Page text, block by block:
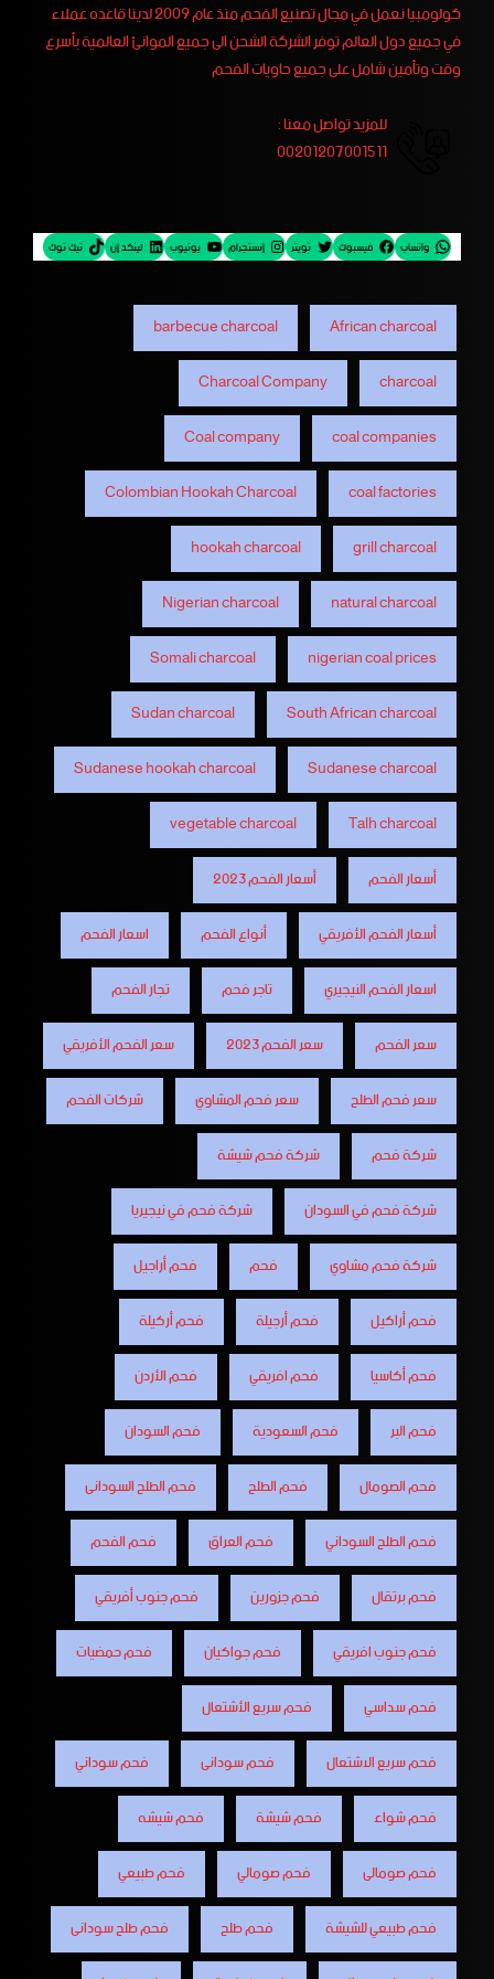
كولومبيا نعمل في مجال تصنيع الفحم منذ عام 2009 لدينا قاعده عملاء
في جميع دول العالم توفر الشركة الشحن الى جميع الموانئ العالمية بأسرع
وقت وتأمين شامل على جميع حاويات الفحم
للمزيد تواصل معنا :
00201207001511
واتساب فيسبوك تويتر إنستجرام يوتيوب لينكد إن تيك توك
African charcoal
barbecue charcoal
charcoal
Charcoal Company
coal companies
Coal company
coal factories
Colombian Hookah Charcoal
grill charcoal
hookah charcoal
natural charcoal
Nigerian charcoal
nigerian coal prices
Somali charcoal
South African charcoal
Sudan charcoal
Sudanese charcoal
Sudanese hookah charcoal
Talh charcoal
vegetable charcoal
أسعار الفحم
أسعار الفحم 2023
أسعار الفحم الأفريقي
أنواع الفحم
اسعار الفحم
اسعار الفحم النيجيري
تاجر فحم
تجار الفحم
سعر الفحم
سعر الفحم 2023
سعر الفحم الأفريقي
سعر فحم الطلح
سعر فحم المشاوي
شركات الفحم
شركة فحم
شركة فحم شيشة
شركة فحم في السودان
شركة فحم في نيجيريا
شركة فحم مشاوي
فحم
فحم أراجيل
فحم أراكيل
فحم أرجيلة
فحم أركيلة
فحم أكاسيا
فحم افريقي
فحم الأردن
فحم البر
فحم السعودية
فحم السودان
فحم الصومال
فحم الطلح
فحم الطلح السودانى
فحم الطلح السوداني
فحم العراق
فحم الفحم
فحم برتقال
فحم جزورين
فحم جنوب أفريقي
فحم جنوب افريقي
فحم جواكيان
فحم حمضيات
فحم سداسي
فحم سريع الأشتعال
فحم سريع الاشتعال
فحم سودانى
فحم سوداني
فحم شواء
فحم شيشة
فحم شيشه
فحم صومالى
فحم صومالي
فحم طبيعي
فحم طبيعي للشيشة
فحم طلح
فحم طلح سودانى